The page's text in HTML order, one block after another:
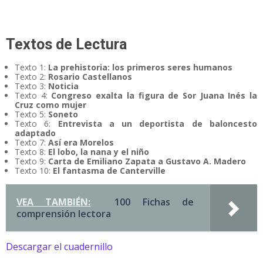
Textos de Lectura
Texto 1: La prehistoria: los primeros seres humanos
Texto 2: Rosario Castellanos
Texto 3: Noticia
Texto 4: Congreso exalta la figura de Sor Juana Inés la
Cruz como mujer
Texto 5: Soneto
Texto 6: Entrevista a un deportista de baloncesto
adaptado
Texto 7: Así era Morelos
Texto 8: El lobo, la nana y el niño
Texto 9: Carta de Emiliano Zapata a Gustavo A. Madero
Texto 10: El fantasma de Canterville
VEA TAMBIÉN:
100 Fichas de
comprensión lectora
Descargar el cuadernillo